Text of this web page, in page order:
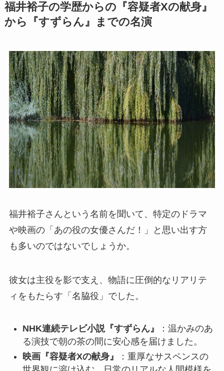
福井裕子の学歴からの『容疑者Xの献身』
から『すずらん』までの名演
福井裕子さんという名前を聞いて、特定のドラマ
や映画の「あの役の女優さんだ！」と思い出す方
も多いのではないでしょうか。
彼女は主役を影で支え、物語に圧倒的なリアリテ
ィをもたらす「名脇役」でした。
NHK連続テレビ小説『すずらん』
：温かみのあ
る演技で朝の茶の間に安心感を届けました。
映画『容疑者Xの献身』
：重厚なサスペンスの